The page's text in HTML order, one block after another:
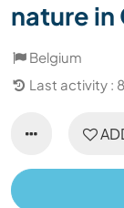
nature in
Belgium
Last activity :